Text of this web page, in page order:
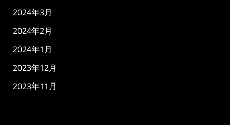
2024年3月
2024年2月
2024年1月
2023年12月
2023年11月